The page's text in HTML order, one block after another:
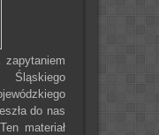
do nas
materiał